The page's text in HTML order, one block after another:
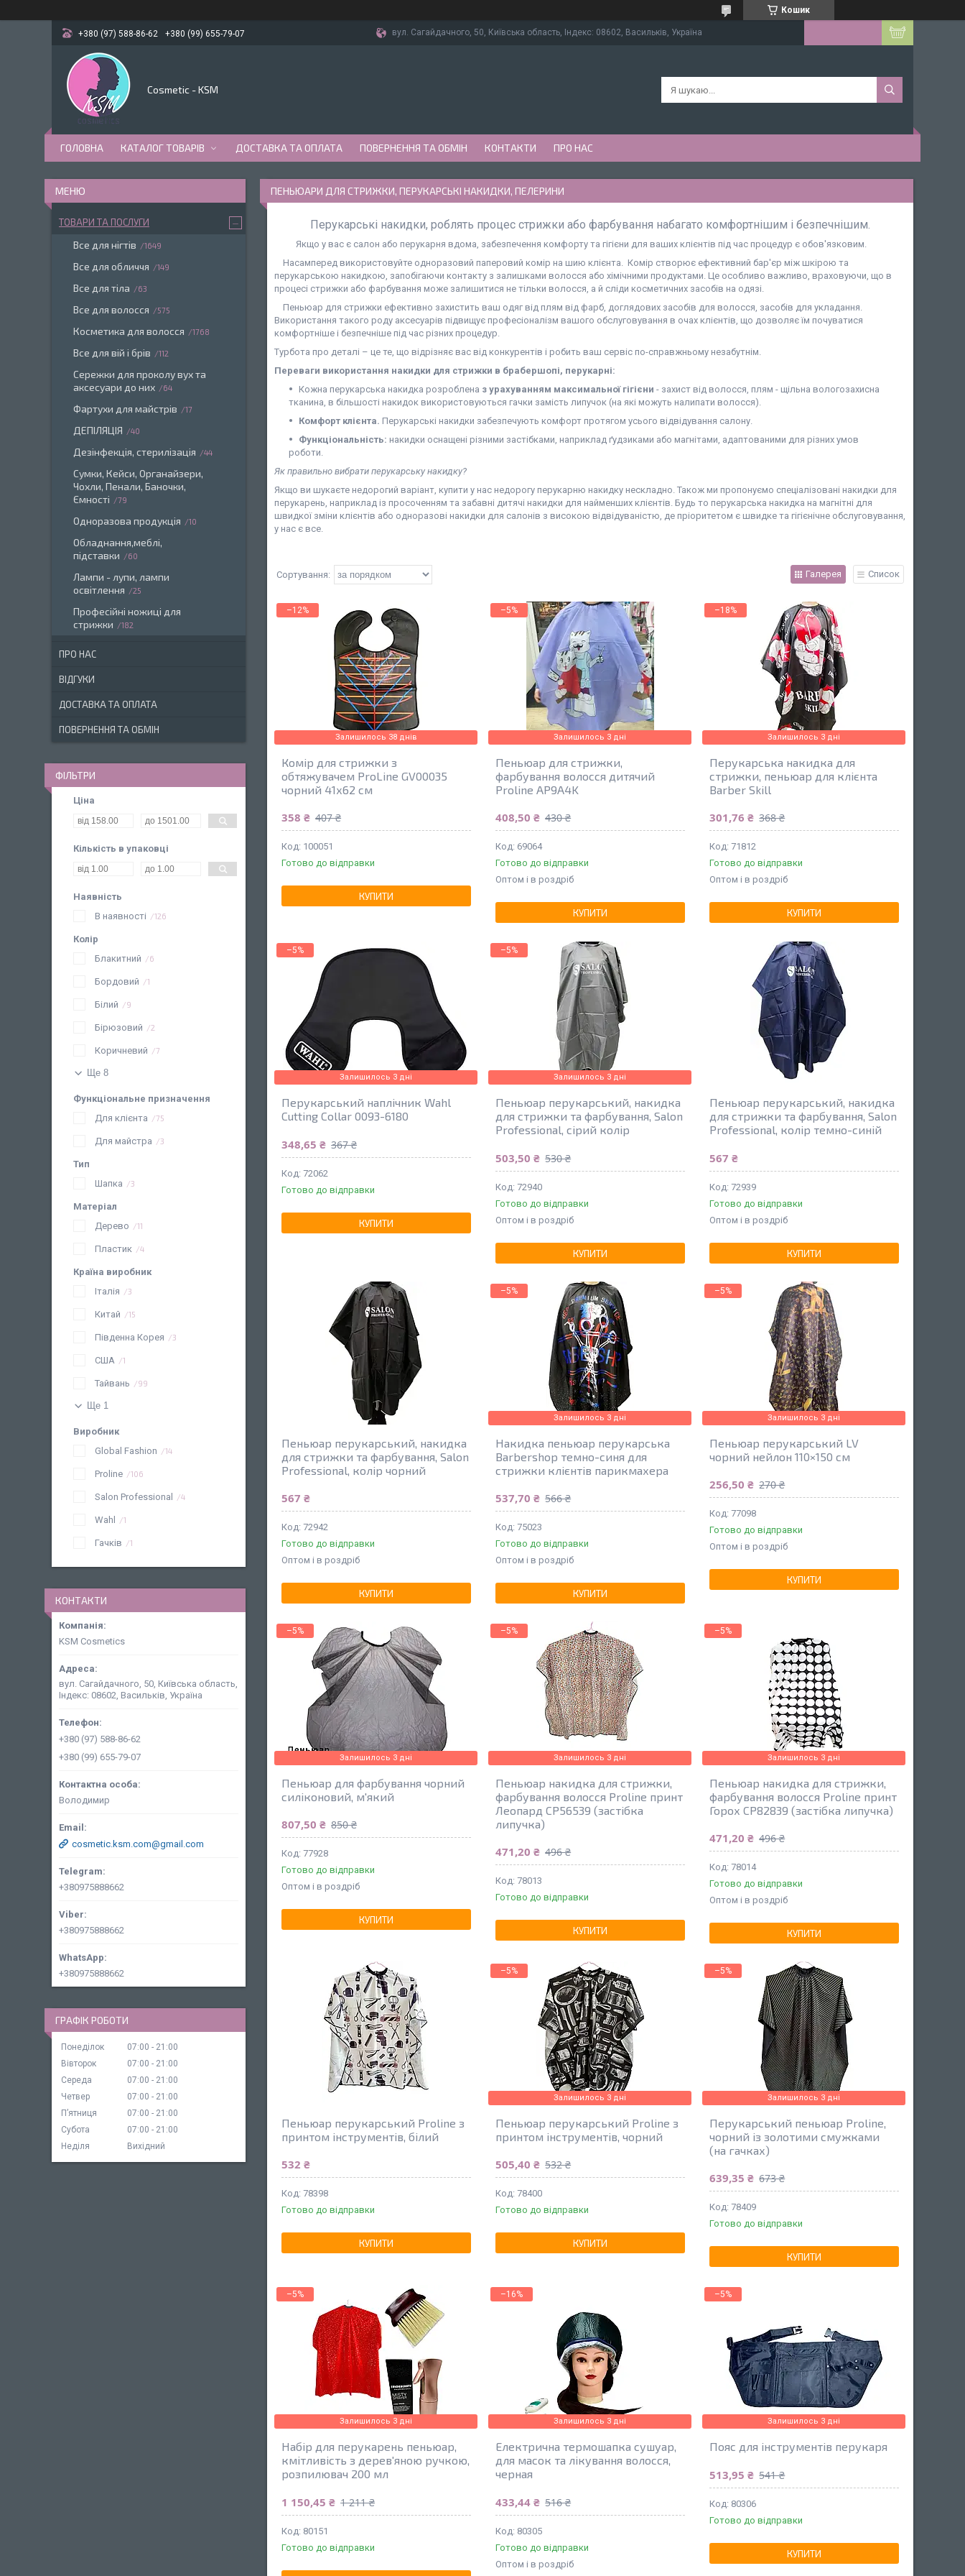
Кошик
+380 (97) 588-86-62 +380 (99) 655-79-07 вул. Сагайдачного, 50, Київська область, Індекс: 08602, Васильків, Україна
Cosmetic - KSM
ГОЛОВНА КАТАЛОГ ТОВАРІВ ДОСТАВКА ТА ОПЛАТА ПОВЕРНЕННЯ ТА ОБМІН КОНТАКТИ ПРО НАС
ПЕНЬЮАРИ ДЛЯ СТРИЖКИ, ПЕРУКАРСЬКІ НАКИДКИ, ПЕЛЕРИНИ
Перукарські накидки, роблять процес стрижки або фарбування набагато комфортнішим і безпечнішим.
Якщо у вас є салон або перукарня вдома, забезпечення комфорту та гігієни для ваших клієнтів під час процедур є обов'язковим.
Насамперед використовуйте одноразовий паперовий комір на шию клієнта. Комір створює ефективний бар'єр між шкірою та
перукарською накидкою, запобігаючи контакту з залишками волосся або хімічними продуктами. Це особливо важливо, враховуючи, що в
процесі стрижки або фарбування може залишитися не тільки волосся, а й сліди косметичних засобів на одязі.
Пеньюар для стрижки ефективно захистить ваш одяг від плям від фарб, доглядових засобів для волосся, засобів для укладання.
Використання такого роду аксесуарів підвищує професіоналізм вашого обслуговування в очах клієнтів, що дозволяє їм почуватися
комфортніше і безпечніше під час різних процедур.
Турбота про деталі – це те, що відрізняє вас від конкурентів і робить ваш сервіс по-справжньому незабутнім.
Переваги використання накидки для стрижки в брабершопі, перукарні:
Кожна перукарська накидка розроблена з урахуванням максимальної гігієни - захист від волосся, плям - щільна вологозахисна
тканина, в більшості накидок використовуються гачки замість липучок (на які можуть налипати волосся).
Комфорт клієнта. Перукарські накидки забезпечують комфорт протягом усього відвідування салону.
Функціональність: накидки оснащені різними застібками, наприклад ґудзиками або магнітами, адаптованими для різних умов
роботи.
Як правильно вибрати перукарську накидку?
Якщо ви шукаєте недорогий варіант, купити у нас недорогу перукарню накидку нескладно. Також ми пропонуємо спеціалізовані накидки для
перукарень, наприклад із просоченням та забавні дитячі накидки для найменших клієнтів. Будь то перукарська накидка на магнітні для
швидкої зміни клієнтів або одноразові накидки для салонів з високою відвідуваністю, де пріоритетом є швидке та гігієнічне обслуговування,
у нас є все.
Галерея Список
–12%
Залишилось 38 днів
Комір для стрижки з
обтяжувачем ProLine GV00035
чорний 41х62 см
358 ₴ 407 ₴
100051
Готово до відправки
КУПИТИ
–5%
Залишилось 3 дні
Пеньюар для стрижки,
фарбування волосся дитячий
Proline AP9A4K
408,50 ₴ 430 ₴
69064
Готово до відправки
Оптом і в роздріб
КУПИТИ
–18%
Залишилось 3 дні
Перукарська накидка для
стрижки, пеньюар для клієнта
Barber Skill
301,76 ₴ 368 ₴
71812
Готово до відправки
Оптом і в роздріб
КУПИТИ
–5%
Залишилось 3 дні
Перукарський наплічник Wahl
Cutting Collar 0093-6180
348,65 ₴ 367 ₴
72062
Готово до відправки
КУПИТИ
–5%
Залишилось 3 дні
Пеньюар перукарський, накидка
для стрижки та фарбування, Salon
Professional, сірий колір
503,50 ₴ 530 ₴
72940
Готово до відправки
Оптом і в роздріб
КУПИТИ
Пеньюар перукарський, накидка
для стрижки та фарбування, Salon
Professional, колір темно-синій
567 ₴
72939
Готово до відправки
Оптом і в роздріб
КУПИТИ
Пеньюар перукарський, накидка
для стрижки та фарбування, Salon
Professional, колір чорний
567 ₴
72942
Готово до відправки
Оптом і в роздріб
КУПИТИ
–5%
Залишилось 3 дні
Накидка пеньюар перукарська
Barbershop темно-синя для
стрижки клієнтів парикмахера
537,70 ₴ 566 ₴
75023
Готово до відправки
Оптом і в роздріб
КУПИТИ
–5%
Залишилось 3 дні
Пеньюар перукарський LV
чорний нейлон 110×150 см
256,50 ₴ 270 ₴
77098
Готово до відправки
Оптом і в роздріб
КУПИТИ
–5%
Залишилось 3 дні
Пеньюар для фарбування чорний
силіконовий, м'який
807,50 ₴ 850 ₴
77928
Готово до відправки
Оптом і в роздріб
КУПИТИ
–5%
Залишилось 3 дні
Пеньюар накидка для стрижки,
фарбування волосся Proline принт
Леопард CP56539 (застібка
липучка)
471,20 ₴ 496 ₴
78013
Готово до відправки
КУПИТИ
–5%
Залишилось 3 дні
Пеньюар накидка для стрижки,
фарбування волосся Proline принт
Горох CP82839 (застібка липучка)
471,20 ₴ 496 ₴
78014
Готово до відправки
Оптом і в роздріб
КУПИТИ
Пеньюар перукарський Proline з
принтом інструментів, білий
532 ₴
78398
Готово до відправки
КУПИТИ
–5%
Залишилось 3 дні
Пеньюар перукарський Proline з
принтом інструментів, чорний
505,40 ₴ 532 ₴
78400
Готово до відправки
КУПИТИ
–5%
Залишилось 3 дні
Перукарський пеньюар Proline,
чорний із золотими смужками
(на гачках)
639,35 ₴ 673 ₴
78409
Готово до відправки
КУПИТИ
–5%
Залишилось 3 дні
Набір для перукарень пеньюар,
кмітливість з дерев'яною ручкою,
розпилювач 200 мл
1 150,45 ₴ 1 211 ₴
80151
Готово до відправки
–16%
Залишилось 3 дні
Електрична термошапка сушуар,
для масок та лікування волосся,
черная
433,44 ₴ 516 ₴
80305
Готово до відправки
Оптом і в роздріб
–5%
Залишилось 3 дні
Пояс для інструментів перукаря
513,95 ₴ 541 ₴
80306
Готово до відправки
КУПИТИ
ТОВАРИ ТА ПОСЛУГИ
Все для нігтів 1649
Все для обличчя 149
Все для тіла 63
Все для волосся 575
Косметика для волосся 1768
Все для вій і брів 112
Сережки для проколу вух та
аксесуари до них
64
Фартухи для майстрів 17
ДЕПІЛЯЦІЯ 40
Дезінфекція, стерилізація 44
Сумки, Кейси, Органайзери,
Чохли, Пенали, Баночки,
Ємності
79
Одноразова продукція 10
Обладнання,меблі,
підставки
60
Лампи - лупи, лампи
освітлення
25
Професійні ножиці для
стрижки
182
ПРО НАС
ВІДГУКИ
ДОСТАВКА ТА ОПЛАТА
ПОВЕРНЕННЯ ТА ОБМІН
ФІЛЬТРИ
Ціна
Кількість в упаковці
Наявність
В наявності
126
Колір
Блакитний
6
Бордовий 1
Білий 9
Бірюзовий 2
Коричневий 7
Ще 8
Функціональне призначення
Для клієнта
75
Для майстра 3
Тип
Шапка
3
Матеріал
Дерево
11
Пластик 4
Країна виробник
Італія
3
Китай 15
Південна Корея 3
США 1
Тайвань 99
Ще 1
Виробник
Global Fashion
14
Proline 106
Salon Professional 4
Wahl 1
Гачків 1
КОНТАКТИ
KSM Cosmetics
вул. Сагайдачного, 50, Київська область,
Індекс: 08602, Васильків, Україна
+380 (97) 588-86-62
+380 (99) 655-79-07
Володимир
cosmetic.ksm.com@gmail.com
+380975888662
+380975888662
+380975888662
ГРАФІК РОБОТИ
Понеділок 07:00
21:00
Вівторок
07:00
21:00
Середа
07:00
21:00
Четвер
07:00
21:00
Пʼятниця
07:00
21:00
Субота
07:00
21:00
Неділя
Вихідний